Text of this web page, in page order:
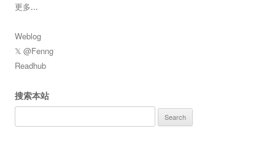
更多...
Weblog
𝕏 @Fenng
Readhub
搜索本站
for: